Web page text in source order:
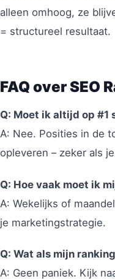
alleen omhoog, ze
= structureel resultaat.
FAQ over SEO
Q: Moet ik altijd op #1
A: Nee. Posities in de
opleveren – zeker als
Q: Hoe vaak moet ik
A: Wekelijks of
je marketingstrategie.
Q: Wat als mijn
A: Geen paniek. Kijk